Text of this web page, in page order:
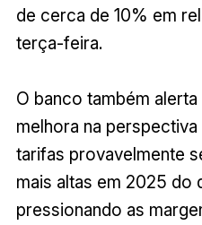
de cerca de 10% em
terça-feira.
O banco também
melhora na
tarifas provavelmente
mais altas em 2025 do
pressionando as